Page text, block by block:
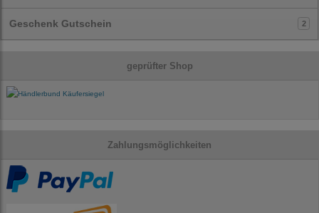
Geschenk Gutschein 2
geprüfter Shop
Zahlungsmöglichkeiten